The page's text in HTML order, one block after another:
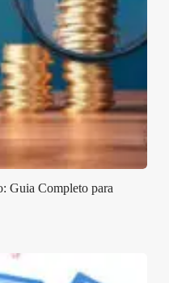
Guia Completo para